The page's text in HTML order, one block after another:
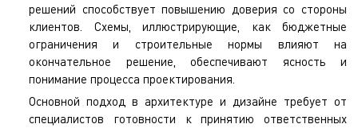
решений способствует повышению доверия со стороны
клиентов. Схемы, иллюстрирующие, как бюджетные
ограничения и строительные нормы влияют на
окончательное решение, обеспечивают ясность и
понимание процесса проектирования.
Основной подход в архитектуре и дизайне требует от
специалистов готовности к принятию ответственных